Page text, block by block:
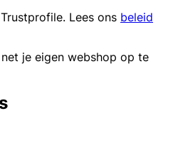
Trustprofile. Lees ons beleid
je eigen webshop op te